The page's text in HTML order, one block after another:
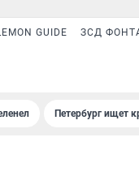
GUIDE ЗСД
Петербург ищет